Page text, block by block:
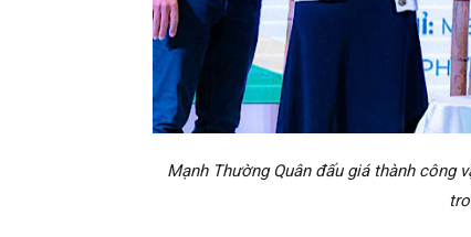
Mạnh Thường Quân đấu giá thành công